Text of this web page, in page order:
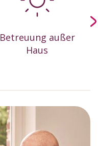
Betreuung außer
Haus